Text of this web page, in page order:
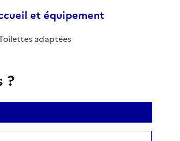
et équipement
adaptées
?